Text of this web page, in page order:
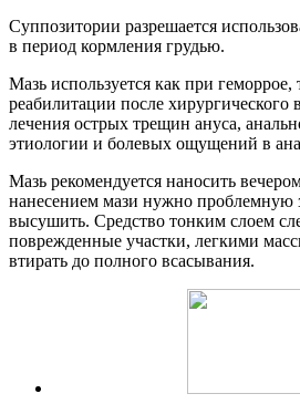
Суппозитории разрешается
в период кормления грудью.
Мазь используется как при геморрое,
реабилитации после хирургического
лечения острых трещин ануса,
этиологии и болевых ощущений в
Мазь рекомендуется наносить
нанесением мази нужно проблемную
высушить. Средство тонким слоем
поврежденные участки, легкими
втирать до полного всасывания.